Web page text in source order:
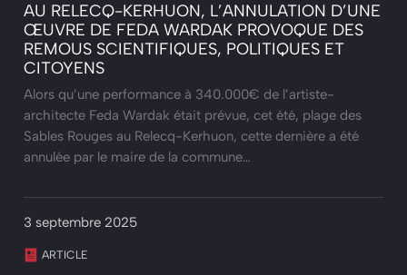
AU RELECQ-KERHUON, L’ANNULATION D’UNE
ŒUVRE DE FEDA WARDAK PROVOQUE DES
REMOUS SCIENTIFIQUES, POLITIQUES ET
CITOYENS
Alors qu’une performance à 340.000€ de l’artiste-
architecte Feda Wardak était prévue, cet été, plage des
Sables Rouges au Relecq-Kerhuon, cette dernière a été
annulée par le maire de la commune…
3 septembre 2025
ARTICLE